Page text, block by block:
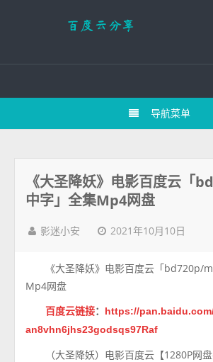
导航菜单
《大圣降妖》电影百度云「
中字」全集Mp4网盘
影迷小安 2021年10月10日
《大圣降妖》电影百度云「bd720p/
Mp4网盘
百度云链接：
https://
an8vhn6jhs23godsqs97Raf
（大圣降妖）电影百度云【1280P网